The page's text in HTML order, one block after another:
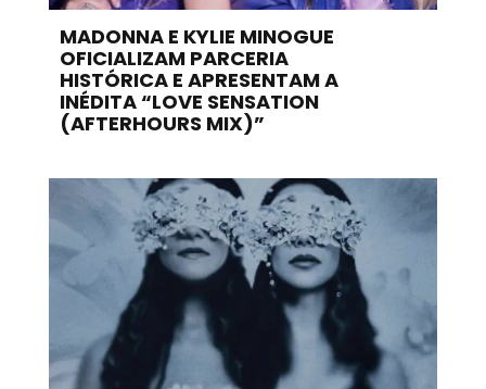
MADONNA E KYLIE MINOGUE
OFICIALIZAM PARCERIA
HISTÓRICA E APRESENTAM A
INÉDITA “LOVE SENSATION
(AFTERHOURS MIX)”